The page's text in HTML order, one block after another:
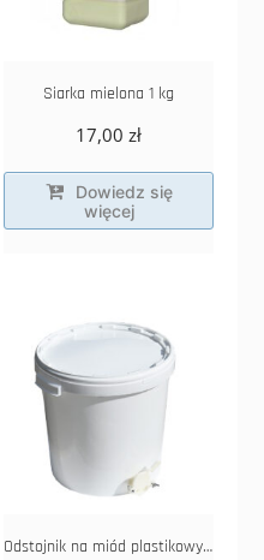
Siarka mielona 1 kg
17,00zł
Dowiedz się
więcej
Odstojnik na miód plastikowy 33l/40kg z zaworem